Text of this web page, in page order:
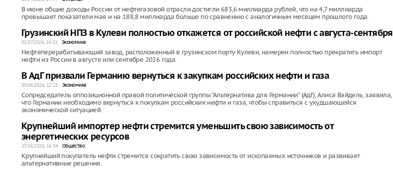
В июне общие доходы России от нефтегазовой отрасли достигли 683,6 миллиарда рублей, что на 4,7 миллиарда
превышает показатели мая и на 188,8 миллиарда больше по сравнению с аналогичным месяцем прошлого года.
Грузинский НПЗ в Кулеви полностью откажется от российской нефти с августа-сентября
02.07.2026, 14:21 Экономика
Нефтеперерабатывающий завод, расположенный в грузинском порту Кулеви, намерен полностью прекратить импорт
нефти из России в августе или сентябре 2026 года.
В АдГ призвали Германию вернуться к закупкам российских нефти и газа
30.06.2026, 12:23 Экономика
Сопредседатель оппозиционной правой политической группы "Альтернатива для Германии" (АдГ), Алиса Вайдель, заявила,
что Германии необходимо вернуться к покупкам российских нефти и газа, чтобы справиться с ухудшающейся
экономической ситуацией.
Крупнейший импортер нефти стремится уменьшить свою зависимость от
энергетических ресурсов
25.06.2026, 16:34 Общество
Крупнейший покупатель нефти стремится сократить свою зависимость от ископаемых источников и развивает
альтернативные решения.